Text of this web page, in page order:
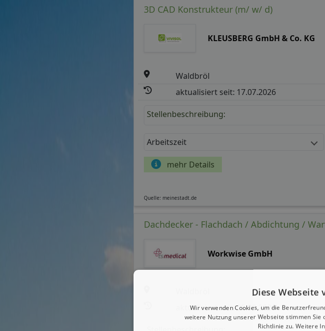
3D CAD Konstrukteur (m/ w/ d)
KLEUSBERG GmbH & Co. KG
Waldbröl
aktualisiert seit: 17.07.2026
Stellenbeschreibung:
Arbeitszeit
mehr Details
Quelle: meinestadt.de
Dachdecker - Flachdach / Abdichtung /
Workwise GmbH
aktualisiert seit: 05.08.2026
Diese Webseite
Wir verwenden Cookies, um die
weitere Nutzung unserer Webseite stimmen Sie
Richtlinie zu. Weitere